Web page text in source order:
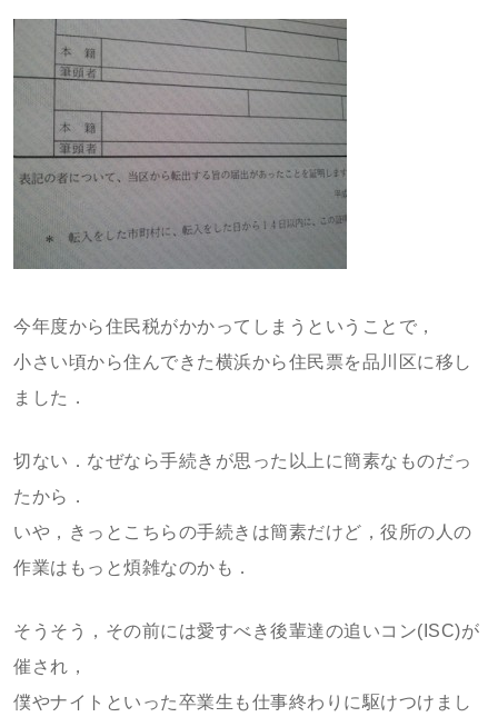
今年度から住民税がかかってしまうということで，
小さい頃から住んできた横浜から住民票を品川区に移し
ました．
切ない．なぜなら手続きが思った以上に簡素なものだっ
たから．
いや，きっとこちらの手続きは簡素だけど，役所の人の
作業はもっと煩雑なのかも．
そうそう，その前には愛すべき後輩達の追いコン(ISC)が
催され，
僕やナイトといった卒業生も仕事終わりに駆けつけまし